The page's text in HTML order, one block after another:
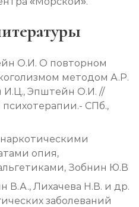
О.И. О повторном
методом А.Р.
Эпштейн О.И. //
СПб.,
опия,
Зобнин Ю.В
В.А., Лихачева Н.В. и др.
заболеваний